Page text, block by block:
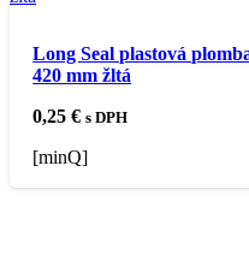
Long Seal plastová
420 mm žltá
0,25€ s DPH
[minQ]